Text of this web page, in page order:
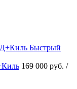
Быстрый
169 000 руб. /